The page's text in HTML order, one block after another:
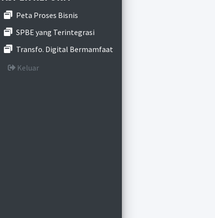
Peta Proses Bisnis
SPBE yang Terintegrasi
Transfo. Digital Bermamfaat
Keluar